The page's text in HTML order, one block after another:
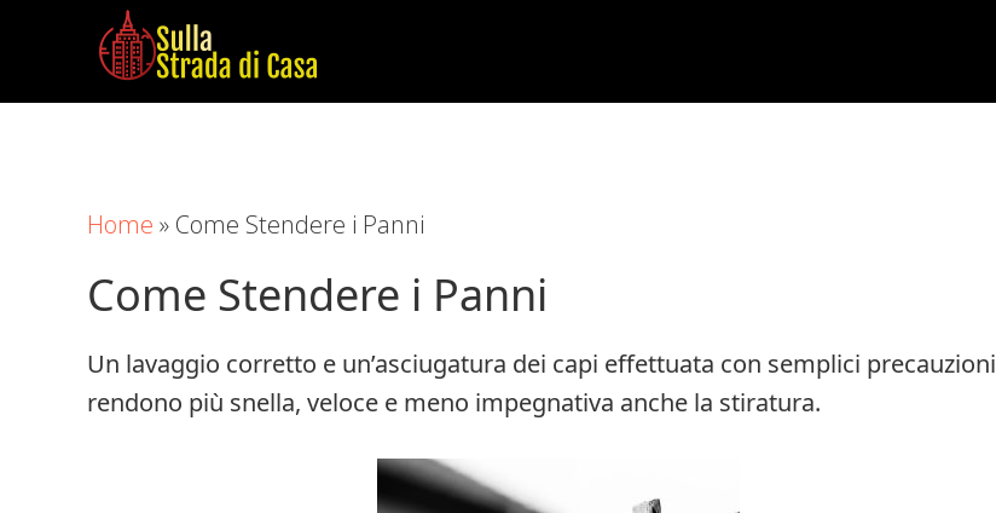
main
primary
footer
Sulla
in
Home » Come Stendere i Panni
Come Stendere i Panni
Un lavaggio corretto e un’asciugatura dei capi effettuata con semplici precauzioni
rendono più snella, veloce e meno impegnativa anche la stiratura.